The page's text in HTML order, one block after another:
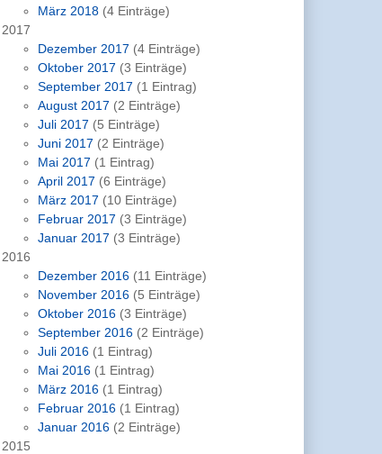
März 2018 (4 Einträge)
2017
Dezember 2017 (4 Einträge)
Oktober 2017 (3 Einträge)
September 2017 (1 Eintrag)
August 2017 (2 Einträge)
Juli 2017 (5 Einträge)
Juni 2017 (2 Einträge)
Mai 2017 (1 Eintrag)
April 2017 (6 Einträge)
März 2017 (10 Einträge)
Februar 2017 (3 Einträge)
Januar 2017 (3 Einträge)
2016
Dezember 2016 (11 Einträge)
November 2016 (5 Einträge)
Oktober 2016 (3 Einträge)
September 2016 (2 Einträge)
Juli 2016 (1 Eintrag)
Mai 2016 (1 Eintrag)
März 2016 (1 Eintrag)
Februar 2016 (1 Eintrag)
Januar 2016 (2 Einträge)
2015